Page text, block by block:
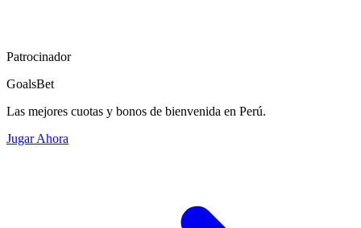
Patrocinador
GoalsBet
Las mejores cuotas y bonos de bienvenida en Perú.
Jugar Ahora